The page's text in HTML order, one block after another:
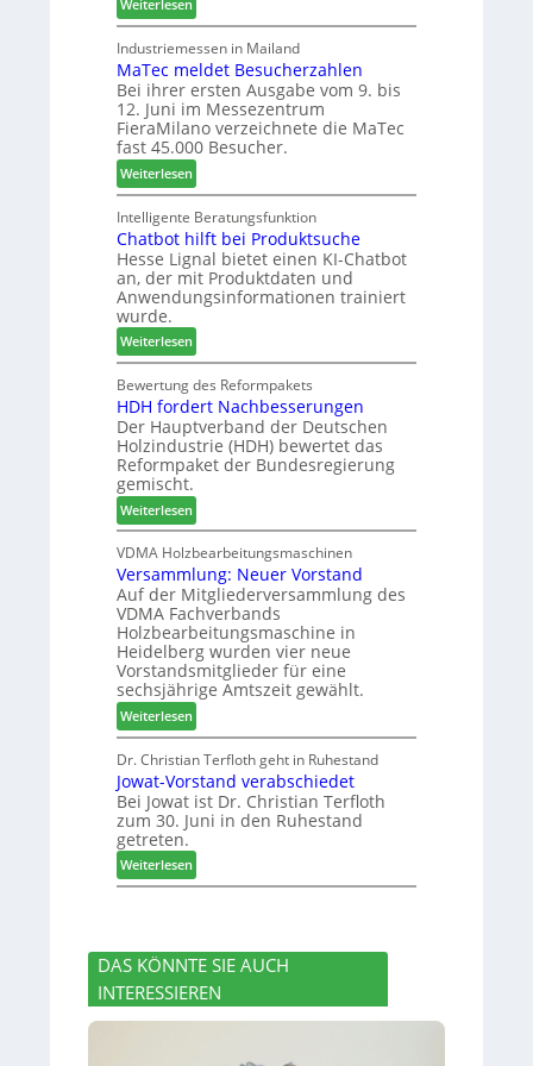
r
r
n
I
t
a
l
i
e
n
l
s
i
n
t
e
g
r
i
e
r
t
e
s
S
y
s
t
e
m
Weiterlesen
W
e
C
a
r
e
-
A
k
t
i
o
n
s
w
o
c
h
e
n
2
0
2
6
Industriemessen in Mailand
MaTec meldet Besucherzahlen
Bei ihrer ersten Ausgabe vom 9. bis
12. Juni im Messezentrum
FieraMilano verzeichnete die MaTec
fast 45.000 Besucher.
Weiterlesen:
M
a
T
e
c
m
l
d
e
t
B
e
s
u
c
h
e
r
z
a
h
l
e
n
Intelligente Beratungsfunktion
Chatbot hilft bei Produktsuche
Hesse Lignal bietet einen KI-Chatbot
an, der mit Produktdaten und
Anwendungsinformationen trainiert
wurde.
Weiterlesen:
C
h
a
t
b
o
t
h
i
l
t
b
e
P
r
o
u
k
t
s
u
c
Bewertung des Reformpakets
HDH fordert Nachbesserungen
Der Hauptverband der Deutschen
Holzindustrie (HDH) bewertet das
Reformpaket der Bundesregierung
gemischt.
Weiterlesen:
H
D
H
f
o
r
d
e
r
t
N
a
c
h
b
e
s
s
u
g
e
VDMA Holzbearbeitungsmaschinen
Versammlung: Neuer Vorstand
Auf der Mitgliederversammlung des
VDMA Fachverbands
Holzbearbeitungsmaschine in
Heidelberg wurden vier neue
Vorstandsmitglieder für eine
sechsjährige Amtszeit gewählt.
Weiterlesen:
V
e
r
s
a
m
l
g
:
N
Dr. Christian Terfloth geht in Ruhestand
Jowat-Vorstand verabschiedet
Bei Jowat ist Dr. Christian Terfloth
zum 30. Juni in den Ruhestand
getreten.
Weiterlesen:
J
a
t
-
DAS KÖNNTE SIE AUCH
INTERESSIEREN